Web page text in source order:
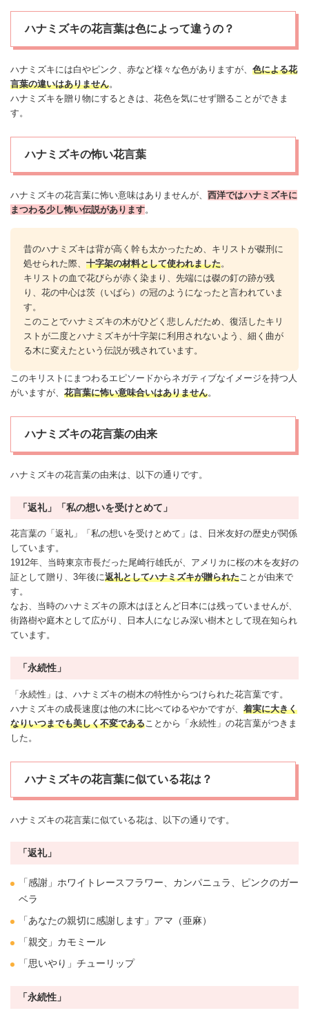
ハナミズキの花言葉は色によって違うの？
ハナミズキには白やピンク、赤など様々な色がありますが、 色による花
言葉の違いはありません。
ハナミズキを贈り物にするときは、花色を気にせず贈ることができま
す。
ハナミズキの怖い花言葉
ハナミズキの花言葉に怖い意味はありませんが、 西洋ではハナミズキに
まつわる少し怖い伝説があります。
昔のハナミズキは背が高く幹も太かったため、キリストが磔刑に
処せられた際、十字架の材料として使われました。
キリストの血で花びらが赤く染まり、先端には磔の釘の跡が残
り、花の中心は茨（いばら）の冠のようになったと言われていま
す。
このことでハナミズキの木がひどく悲しんだため、復活したキリ
ストが二度とハナミズキが十字架に利用されないよう、細く曲が
る木に変えたという伝説が残されています。
このキリストにまつわるエピソードからネガティブなイメージを持つ人
がいますが、 花言葉に怖い意味合いはありません。
ハナミズキの花言葉の由来
ハナミズキの花言葉の由来は、以下の通りです。
「返礼」「私の想いを受けとめて」
花言葉の「返礼」「私の想いを受けとめて」は、日米友好の歴史が関係
しています。
1912年、当時東京市長だった尾崎行雄氏が、アメリカに桜の木を友好の
証として贈り、3年後に返礼としてハナミズキが贈られたことが由来で
す。
なお、当時のハナミズキの原木はほとんど日本には残っていませんが、
街路樹や庭木として広がり、日本人になじみ深い樹木として現在知られ
ています。
「永続性」
「永続性」は、ハナミズキの樹木の特性からつけられた花言葉です。
ハナミズキの成長速度は他の木に比べてゆるやかですが、 着実に大きく
なりいつまでも美しく不変である ことから「永続性」の花言葉がつきま
した。
ハナミズキの花言葉に似ている花は？
ハナミズキの花言葉に似ている花は、以下の通りです。
「返礼」
「感謝 」ホワイト レースフラワー カンパニュラ 、ピンクのガー
ベラ
「あなたの親切に感謝します」アマ（亜麻）
「親交」カモミール
「思いやり」 チューリップ
「永続性」